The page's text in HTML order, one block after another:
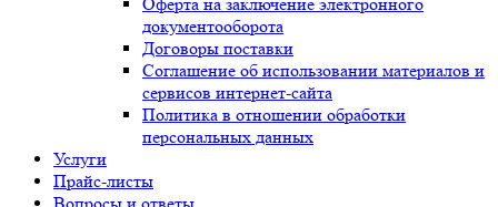
документооборота
Договоры поставки
Соглашение об использовании материалов и
сервисов интернет-сайта
Политика в отношении обработки
персональных данных
Услуги
Прайс-листы